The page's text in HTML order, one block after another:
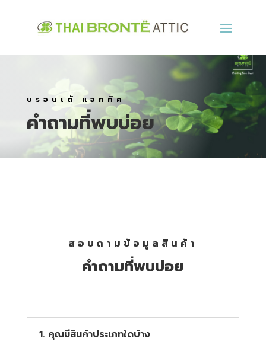
บรอนเต้ แอททิค
คำถามที่พบบ่อย
สอบถามข้อมูลสินค้า
คำถามที่พบบ่อย
1. คุณมีสินค้าประเภทใดบ้าง